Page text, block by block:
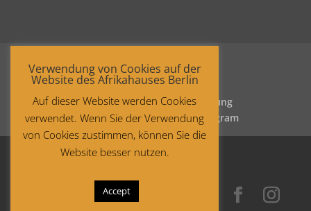
Startseite
Datenschutzerklärung
Impressum
Facebook Instagram
Copyright © 2021 Afrika-Haus Berlin.
Verwendung von Cookies auf der
Website des Afrikahauses Berlin
Auf dieser Website werden Cookies
verwendet. Wenn Sie der Verwendung
von Cookies zustimmen, können Sie die
Website besser nutzen.
Accept